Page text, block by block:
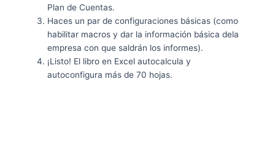
Plan de Cuentas.
Haces un par de configuraciones básicas (como
habilitar macros y dar la información básica dela
empresa con que saldrán los informes).
¡Listo! El libro en Excel autocalcula y
autoconfigura más de 70 hojas.